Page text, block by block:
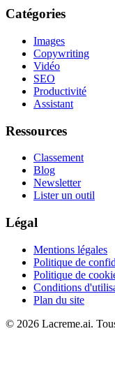
Catégories
Images
Copywriting
Vidéo
SEO
Productivité
Assistant
Ressources
Classement
Blog
Newsletter
Lister un outil
Légal
Mentions légales
Politique de
Politique de
Conditions
Plan du site
© 2026 Lacreme.ai.